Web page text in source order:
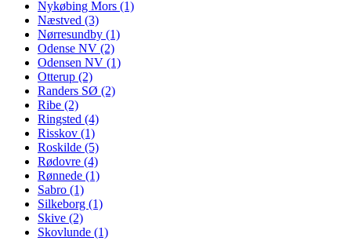
Nykøbing Mors (1)
Næstved (3)
Nørresundby (1)
Odense NV (2)
Odensen NV (1)
Otterup (2)
Randers SØ (2)
Ribe (2)
Ringsted (4)
Risskov (1)
Roskilde (5)
Rødovre (4)
Rønnede (1)
Sabro (1)
Silkeborg (1)
Skive (2)
Skovlunde (1)